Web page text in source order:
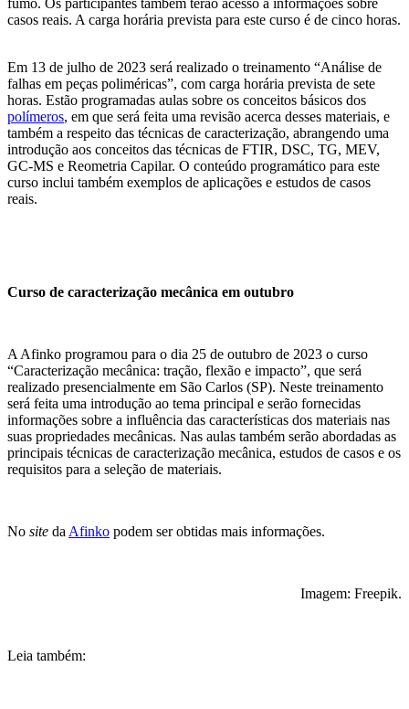
fumo. Os participantes também terão acesso a informações sobre
casos reais. A carga horária prevista para este curso é de cinco horas.
Em 13 de julho de 2023 será realizado o treinamento “Análise de
falhas em peças poliméricas”, com carga horária prevista de sete
horas. Estão programadas aulas sobre os conceitos básicos dos
polímeros, em que será feita uma revisão acerca desses materiais, e
também a respeito das técnicas de caracterização, abrangendo uma
introdução aos conceitos das técnicas de FTIR, DSC, TG, MEV,
GC-MS e Reometria Capilar. O conteúdo programático para este
curso inclui também exemplos de aplicações e estudos de casos
reais.
Curso de caracterização mecânica em outubro
A Afinko programou para o dia 25 de outubro de 2023 o curso
“Caracterização mecânica: tração, flexão e impacto”, que será
realizado presencialmente em São Carlos (SP). Neste treinamento
será feita uma introdução ao tema principal e serão fornecidas
informações sobre a influência das características dos materiais nas
suas propriedades mecânicas. Nas aulas também serão abordadas as
principais técnicas de caracterização mecânica, estudos de casos e os
requisitos para a seleção de materiais.
No site daAfinko podem ser obtidas mais informações.
Imagem: Freepik.
Leia também: